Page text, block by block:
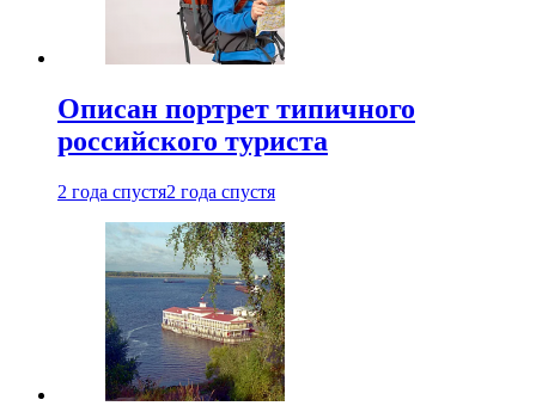
Описан портрет типичного
российского туриста
2 года спустя2 года спустя